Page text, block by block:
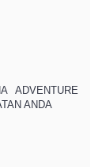
ADVENTURE
ANDA